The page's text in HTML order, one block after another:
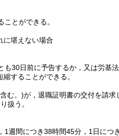
とができる。
に堪えない場合
30日前に予告するか，又は労基
することができる。
む。)が，退職証明書の交付を請求
扱う。
週間につき38時間45分，1日につ